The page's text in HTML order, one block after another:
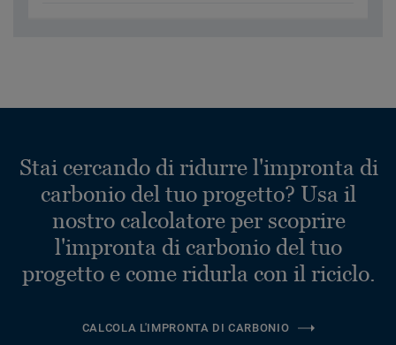
Stai cercando di ridurre l'impronta di
carbonio del tuo progetto? Usa il
nostro calcolatore per scoprire
l'impronta di carbonio del tuo
progetto e come ridurla con il riciclo.
CALCOLA L'IMPRONTA DI CARBONIO